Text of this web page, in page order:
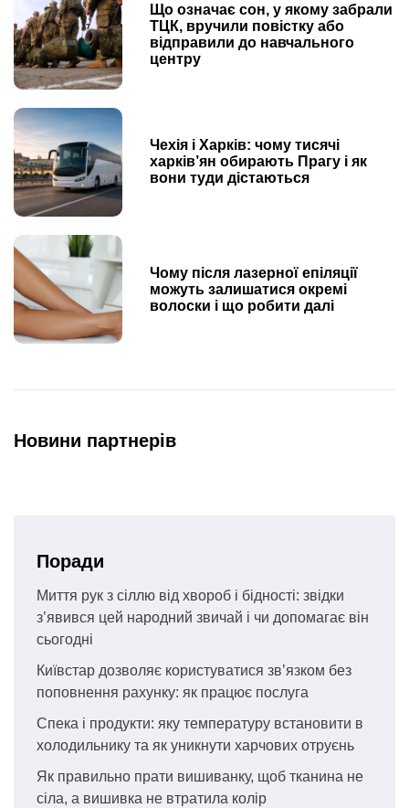
Що означає сон, у якому забрали
ТЦК, вручили повістку або
відправили до навчального
центру
Чехія і Харків: чому тисячі
харків’ян обирають Прагу і як
вони туди дістаються
Чому після лазерної епіляції
можуть залишатися окремі
волоски і що робити далі
Новини партнерів
Поради
Миття рук з сіллю від хвороб і бідності: звідки
з’явився цей народний звичай і чи допомагає він
сьогодні
Київстар дозволяє користуватися зв’язком без
поповнення рахунку: як працює послуга
Спека і продукти: яку температуру встановити в
холодильнику та як уникнути харчових отруєнь
Як правильно прати вишиванку, щоб тканина не
сіла, а вишивка не втратила колір